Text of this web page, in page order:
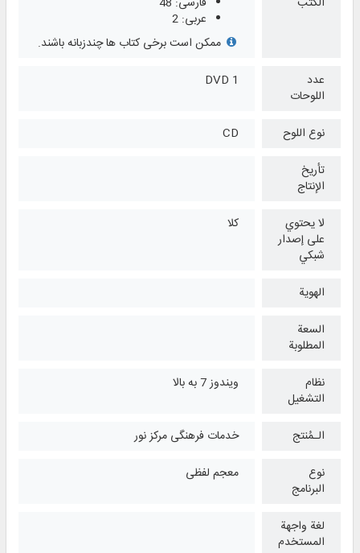
عربی: 2
ممکن است برخی کتاب ها چندزبانه باشند.
عدد
اللوحات
1 DVD
نوع اللوح
CD
تأريخ
الإنتاج
لا يحتوي
على إصدار
شبكي
كلا
الهوية
السعة
المطلوبة
نظام
التشغیل
ویندوز 7 به بالا
الـمُنتج
خدمات فرهنگی مرکز نور
نوع
البرنامج
معجم لفظی
لغة واجهة
المستخدم